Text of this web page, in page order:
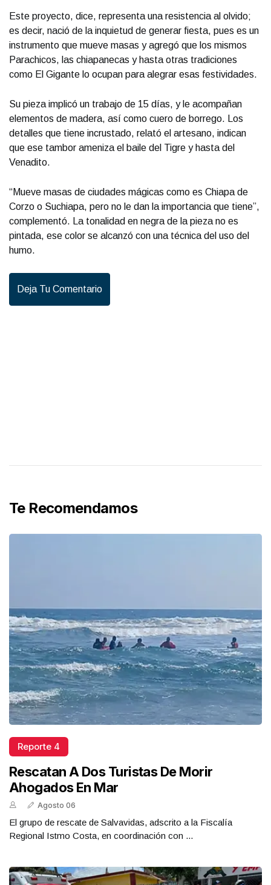
Este proyecto, dice, representa una resistencia al olvido;
es decir, nació de la inquietud de generar fiesta, pues es un
instrumento que mueve masas y agregó que los mismos
Parachicos, las chiapanecas y hasta otras tradiciones
como El Gigante lo ocupan para alegrar esas festividades.
Su pieza implicó un trabajo de 15 días, y le acompañan
elementos de madera, así como cuero de borrego. Los
detalles que tiene incrustado, relató el artesano, indican
que ese tambor ameniza el baile del Tigre y hasta del
Venadito.
“Mueve masas de ciudades mágicas como es Chiapa de
Corzo o Suchiapa, pero no le dan la importancia que tiene”,
complementó. La tonalidad en negra de la pieza no es
pintada, ese color se alcanzó con una técnica del uso del
humo.
Deja Tu Comentario
Te Recomendamos
Reporte 4
Rescatan A Dos Turistas De Morir
Ahogados En Mar
Agosto 06
El grupo de rescate de Salvavidas, adscrito a la Fiscalía
Regional Istmo Costa, en coordinación con ...